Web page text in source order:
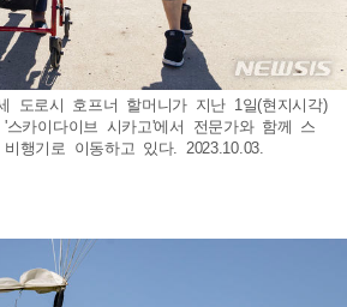
도로시 호프너 할머니가 지난 1일(현지시각)
카이다이브 시카고'에서 전문가와 함께 스
행기로 이동하고 있다. 2023.10.03.